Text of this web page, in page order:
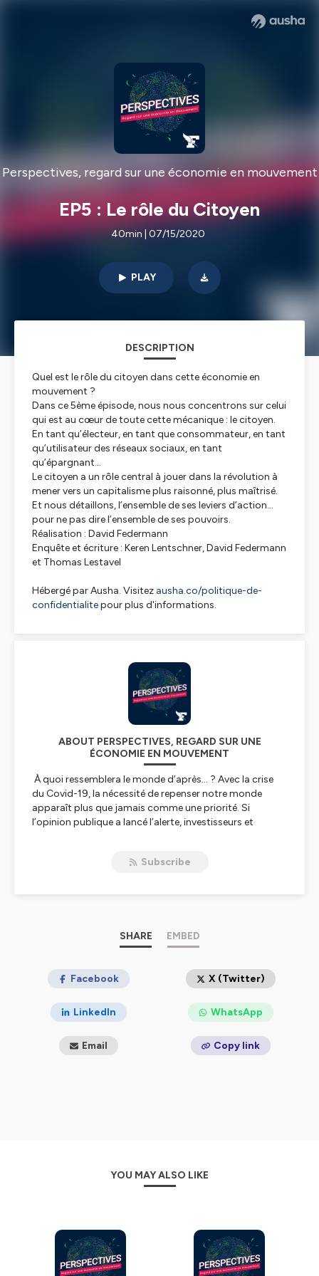
Perspectives, regard sur une économie en mouvement
EP5 : Le rôle du Citoyen
40min | 07/15/2020
PLAY
DESCRIPTION
Quel est le rôle du citoyen dans cette économie en
mouvement ?
Dans ce 5ème épisode, nous nous concentrons sur celui
qui est au cœur de toute cette mécanique : le citoyen.
En tant qu’électeur, en tant que consommateur, en tant
qu’utilisateur des réseaux sociaux, en tant
qu’épargnant…
Le citoyen a un rôle central à jouer dans la révolution à
mener vers un capitalisme plus raisonné, plus maîtrisé.
Et nous détaillons, l’ensemble de ses leviers d’action…
pour ne pas dire l’ensemble de ses pouvoirs.
Réalisation : David Federmann
Enquête et écriture : Keren Lentschner, David Federmann
et Thomas Lestavel
Hébergé par Ausha. Visitez ausha.co/politique-de-
confidentialitepour plus d'informations.
ABOUT PERSPECTIVES, REGARD SUR UNE
ÉCONOMIE EN MOUVEMENT
À quoi ressemblera le monde d’après… ? Avec la crise
du Covid-19, la nécessité de repenser notre monde
apparaît plus que jamais comme une priorité. Si
l’opinion publique a lancé l’alerte, investisseurs et
écologique doit faire partie intégrante de la relance de
pour sauver notre planète et les générations futures.
Une série originale du Figaro réalisée par David
David Federmann et Thomas Lestavel
Hébergé par Ausha. Visitez
ausha.co/politique-de-
confidentialitepour plus d'informations.
Subscribe
SHARE EMBED
Facebook X (Twitter)
LinkedIn WhatsApp
Email Copy link
YOU MAY ALSO LIKE